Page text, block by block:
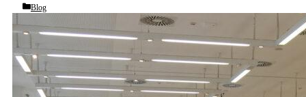
Categories
Blog